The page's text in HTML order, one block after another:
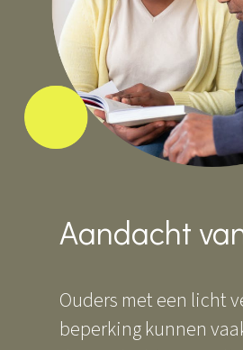
moeder gehad,
voel mij wel
haar, ik wil haar
haar waarde
Aandacht
Ouders met een licht
beperking kunnen